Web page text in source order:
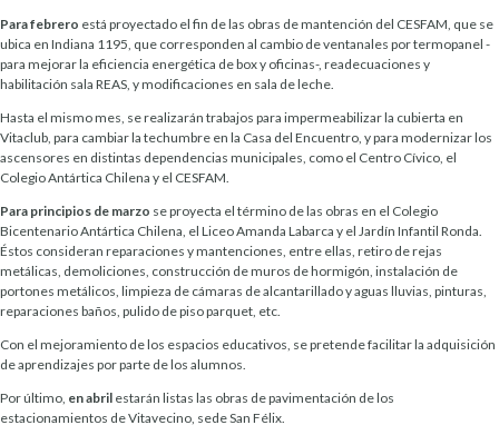
Para febrero está proyectado el fin de las obras de mantención del CESFAM, que se
ubica en Indiana 1195, que corresponden al cambio de ventanales por termopanel -
para mejorar la eficiencia energética de box y oficinas-, readecuaciones y
habilitación sala REAS, y modificaciones en sala de leche.
Hasta el mismo mes, se realizarán trabajos para impermeabilizar la cubierta en
Vitaclub, para cambiar la techumbre en la Casa del Encuentro, y para modernizar los
ascensores en distintas dependencias municipales, como el Centro Cívico, el
Colegio Antártica Chilena y el CESFAM.
Para principios de marzo se proyecta el término de las obras en el Colegio
Bicentenario Antártica Chilena, el Liceo Amanda Labarca y el Jardín Infantil Ronda.
Éstos consideran reparaciones y mantenciones, entre ellas, retiro de rejas
metálicas, demoliciones, construcción de muros de hormigón, instalación de
portones metálicos, limpieza de cámaras de alcantarillado y aguas lluvias, pinturas,
reparaciones baños, pulido de piso parquet, etc.
Con el mejoramiento de los espacios educativos, se pretende facilitar la adquisición
de aprendizajes por parte de los alumnos.
Por último, en abril estarán listas las obras de pavimentación de los
estacionamientos de Vitavecino, sede San Félix.